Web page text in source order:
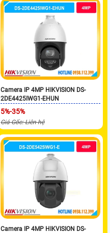
Camera IP 4MP HIKVISION DS-
2DE4425IWG1-EHUN
5%-35%
Giá Gốc: Liên hệ
Camera IP 4MP HIKVISION DS-